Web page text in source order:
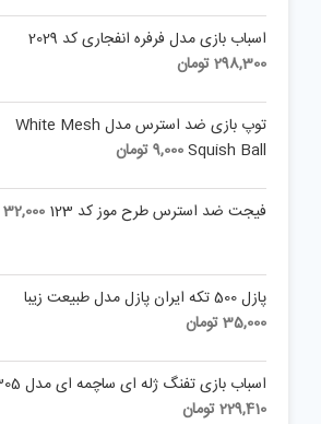
اسباب بازی مدل فرفره انفجاری کد 2029
298,300تومان
توپ بازی ضد استرس مدل White Mesh
Squish Ball
9,000تومان
فیجت ضد استرس طرح موز کد 123 32,000
پازل 500 تکه ایران پازل مدل طبیعت زیبا
35,000تومان
اسباب بازی تفنگ ژله ای ساچمه ای مدل 305
229,410تومان